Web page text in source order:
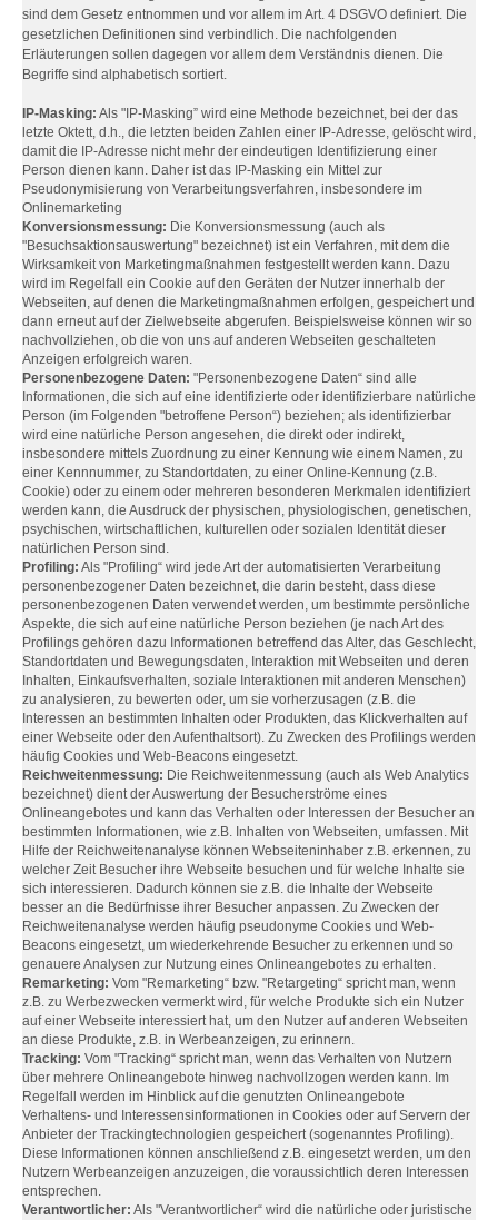
sind dem Gesetz entnommen und vor allem im Art. 4 DSGVO definiert. Die
gesetzlichen Definitionen sind verbindlich. Die nachfolgenden
Erläuterungen sollen dagegen vor allem dem Verständnis dienen. Die
Begriffe sind alphabetisch sortiert.
IP-Masking: Als "IP-Masking” wird eine Methode bezeichnet, bei der das
letzte Oktett, d.h., die letzten beiden Zahlen einer IP-Adresse, gelöscht wird,
damit die IP-Adresse nicht mehr der eindeutigen Identifizierung einer
Person dienen kann. Daher ist das IP-Masking ein Mittel zur
Pseudonymisierung von Verarbeitungsverfahren, insbesondere im
Onlinemarketing
Konversionsmessung: Die Konversionsmessung (auch als
"Besuchsaktionsauswertung" bezeichnet) ist ein Verfahren, mit dem die
Wirksamkeit von Marketingmaßnahmen festgestellt werden kann. Dazu
wird im Regelfall ein Cookie auf den Geräten der Nutzer innerhalb der
Webseiten, auf denen die Marketingmaßnahmen erfolgen, gespeichert und
dann erneut auf der Zielwebseite abgerufen. Beispielsweise können wir so
nachvollziehen, ob die von uns auf anderen Webseiten geschalteten
Anzeigen erfolgreich waren.
Personenbezogene Daten: "Personenbezogene Daten“ sind alle
Informationen, die sich auf eine identifizierte oder identifizierbare natürliche
Person (im Folgenden "betroffene Person“) beziehen; als identifizierbar
wird eine natürliche Person angesehen, die direkt oder indirekt,
insbesondere mittels Zuordnung zu einer Kennung wie einem Namen, zu
einer Kennnummer, zu Standortdaten, zu einer Online-Kennung (z.B.
Cookie) oder zu einem oder mehreren besonderen Merkmalen identifiziert
werden kann, die Ausdruck der physischen, physiologischen, genetischen,
psychischen, wirtschaftlichen, kulturellen oder sozialen Identität dieser
natürlichen Person sind.
Profiling: Als "Profiling“ wird jede Art der automatisierten Verarbeitung
personenbezogener Daten bezeichnet, die darin besteht, dass diese
personenbezogenen Daten verwendet werden, um bestimmte persönliche
Aspekte, die sich auf eine natürliche Person beziehen (je nach Art des
Profilings gehören dazu Informationen betreffend das Alter, das Geschlecht,
Standortdaten und Bewegungsdaten, Interaktion mit Webseiten und deren
Inhalten, Einkaufsverhalten, soziale Interaktionen mit anderen Menschen)
zu analysieren, zu bewerten oder, um sie vorherzusagen (z.B. die
Interessen an bestimmten Inhalten oder Produkten, das Klickverhalten auf
einer Webseite oder den Aufenthaltsort). Zu Zwecken des Profilings werden
häufig Cookies und Web-Beacons eingesetzt.
Reichweitenmessung: Die Reichweitenmessung (auch als Web Analytics
bezeichnet) dient der Auswertung der Besucherströme eines
Onlineangebotes und kann das Verhalten oder Interessen der Besucher an
bestimmten Informationen, wie z.B. Inhalten von Webseiten, umfassen. Mit
Hilfe der Reichweitenanalyse können Webseiteninhaber z.B. erkennen, zu
welcher Zeit Besucher ihre Webseite besuchen und für welche Inhalte sie
sich interessieren. Dadurch können sie z.B. die Inhalte der Webseite
besser an die Bedürfnisse ihrer Besucher anpassen. Zu Zwecken der
Reichweitenanalyse werden häufig pseudonyme Cookies und Web-
Beacons eingesetzt, um wiederkehrende Besucher zu erkennen und so
genauere Analysen zur Nutzung eines Onlineangebotes zu erhalten.
Remarketing: Vom "Remarketing“ bzw. "Retargeting“ spricht man, wenn
z.B. zu Werbezwecken vermerkt wird, für welche Produkte sich ein Nutzer
auf einer Webseite interessiert hat, um den Nutzer auf anderen Webseiten
an diese Produkte, z.B. in Werbeanzeigen, zu erinnern.
Tracking: Vom "Tracking“ spricht man, wenn das Verhalten von Nutzern
über mehrere Onlineangebote hinweg nachvollzogen werden kann. Im
Regelfall werden im Hinblick auf die genutzten Onlineangebote
Verhaltens- und Interessensinformationen in Cookies oder auf Servern der
Anbieter der Trackingtechnologien gespeichert (sogenanntes Profiling).
Diese Informationen können anschließend z.B. eingesetzt werden, um den
Nutzern Werbeanzeigen anzuzeigen, die voraussichtlich deren Interessen
entsprechen.
Verantwortlicher: Als "Verantwortlicher“ wird die natürliche oder juristische